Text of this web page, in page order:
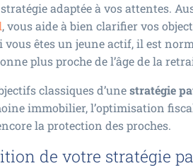
adaptée à vos attentes.
, vous aide à bien clarifier vos
vous êtes un jeune actif, il est
plus proche de l’âge de la
classiques d’unestratégie
immobilier, l’optimisation
la protection des proches.
de votre stratégie